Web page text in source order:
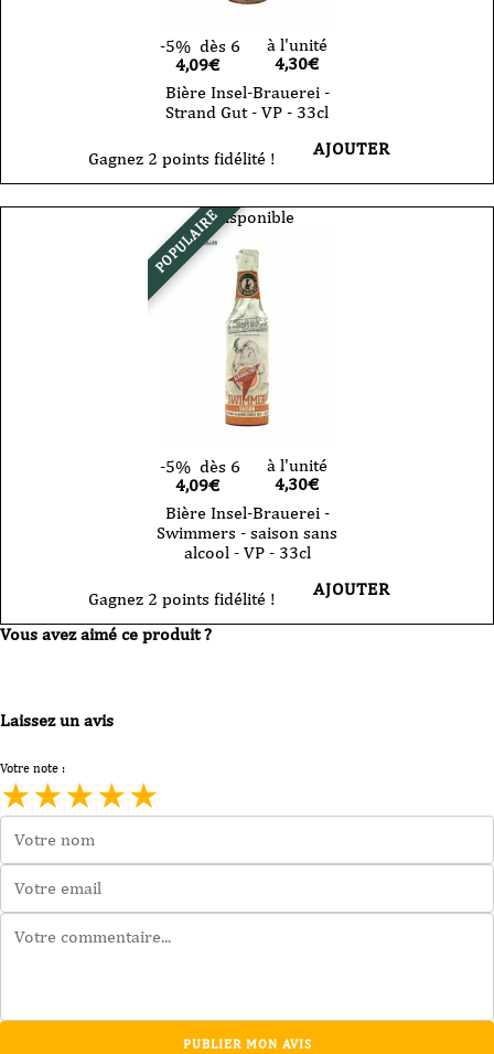
-5% dès 6
4,09€
à l'unité
4,30€
Bière Insel-Brauerei -
Strand Gut - VP - 33cl
Gagnez 2 points fidélité ! AJOUTER
POPULAIREIndisponible
-5% dès 6
4,09€
à l'unité
4,30€
Bière Insel-Brauerei -
Swimmers - saison sans
alcool - VP - 33cl
Gagnez 2 points fidélité ! AJOUTER
Vous avez aimé ce produit ?
Laissez un avis
Votre note :
★★★★★
PUBLIER MON AVIS